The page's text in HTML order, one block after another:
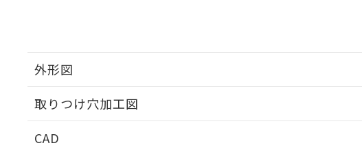
外形図
取りつけ穴加工図
CAD